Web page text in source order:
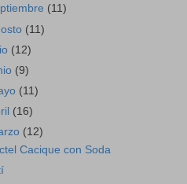
(11)
(11)
(12)
(9)
(11)
(16)
(12)
Cacique con Soda